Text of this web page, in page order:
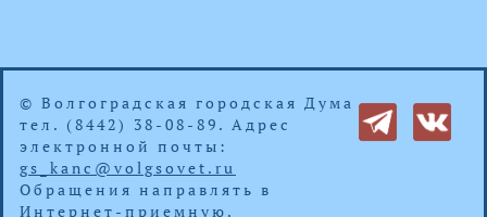
© Волгоградская городская Дума
тел. (8442) 38-08-89. Адрес
электронной почты:
gs_kanc@volgsovet.ru
Обращения направлять в
Интернет-приемную .